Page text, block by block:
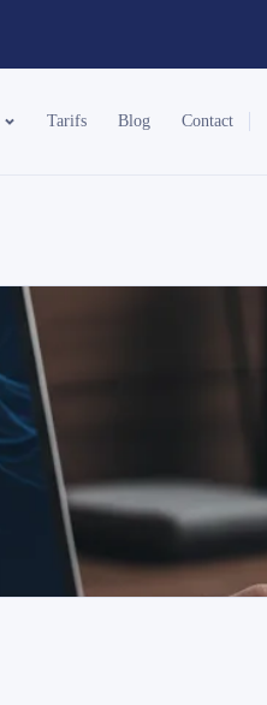
Tarifs Blog Contact